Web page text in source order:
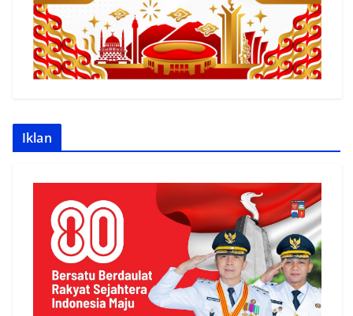
Iklan